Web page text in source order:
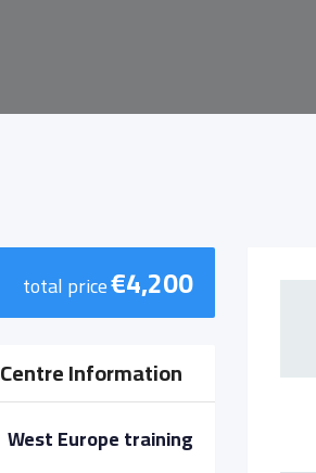
€4,200
total price
Centre Information
West Europe training